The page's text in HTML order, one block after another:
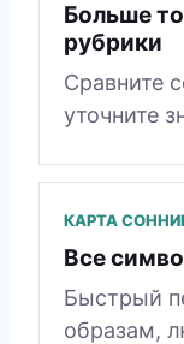
Больше
рубрики
Сравните
уточните
КАРТА
Все
Быстрый
образам,